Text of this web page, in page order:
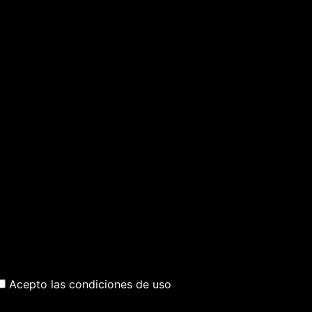
Acepto las condiciones de uso